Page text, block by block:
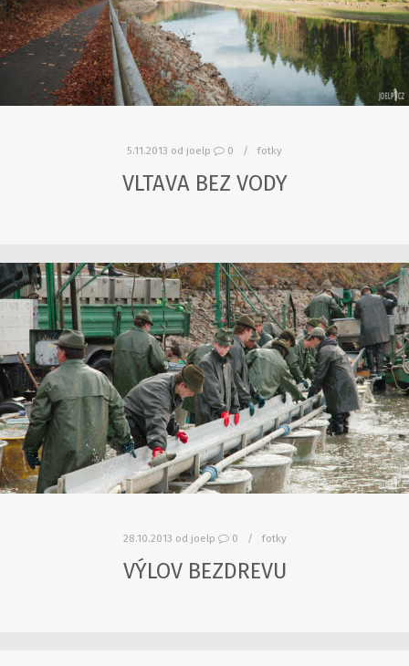
5.11.2013 od joelp 0 fotky
VLTAVA BEZ VODY
28.10.2013 od joelp 0 fotky
VÝLOV BEZDREVU